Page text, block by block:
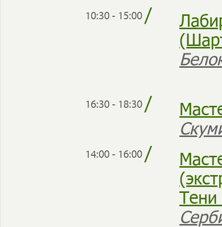
10:30 - 15:00/
16:30 - 18:30/
14:00 - 16:00/
Тени